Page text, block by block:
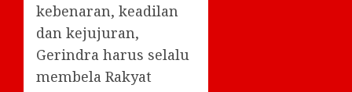
kebenaran, keadilan
dan kejujuran,
Gerindra harus selalu
membela Rakyat